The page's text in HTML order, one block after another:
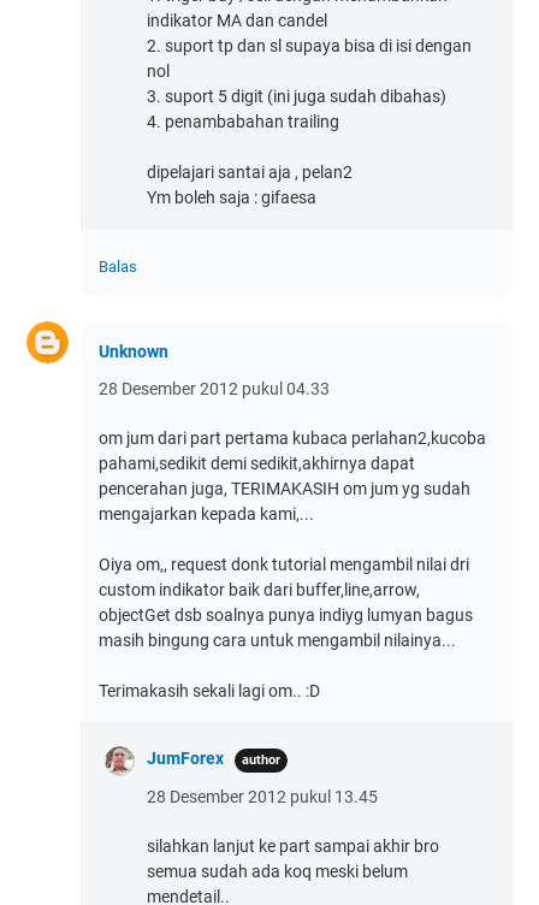
indikator MA dan candel
2. suport tp dan sl supaya bisa di isi dengan
nol
3. suport 5 digit (ini juga sudah dibahas)
4. penambabahan trailing
dipelajari santai aja , pelan2
Ym boleh saja : gifaesa
Balas
Unknown
28 Desember 2012 pukul 04.33
om jum dari part pertama kubaca perlahan2,kucoba
pahami,sedikit demi sedikit,akhirnya dapat
pencerahan juga, TERIMAKASIH om jum yg sudah
mengajarkan kepada kami,...
Oiya om,, request donk tutorial mengambil nilai dri
custom indikator baik dari buffer,line,arrow,
objectGet dsb soalnya punya indiyg lumyan bagus
masih bingung cara untuk mengambil nilainya...
Terimakasih sekali lagi om.. :D
JumForex
28 Desember 2012 pukul 13.45
silahkan lanjut ke part sampai akhir bro
semua sudah ada koq meski belum
mendetail..